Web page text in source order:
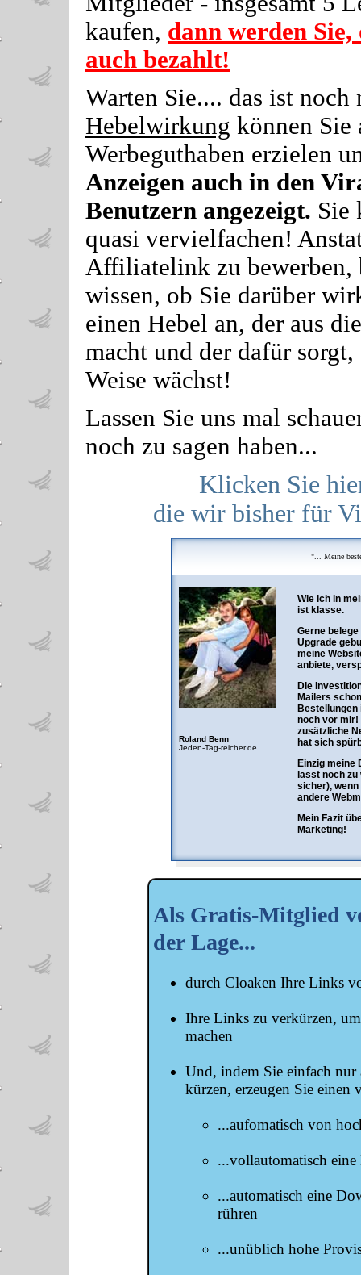
kaufen, dann werden
auch bezahlt!
Warten Sie.... das ist
Hebelwirkung können Sie
Werbeguthaben erzielen
Anzeigen auch in den
Benutzern angezeigt. Sie
quasi vervielfachen!
Affiliatelink zu bewerben,
wissen, ob Sie darüber
einen Hebel an, der aus
macht und der dafür
Weise wächst!
Lassen Sie uns mal
noch zu sagen haben...
Klicken Sie
die wir bisher für
"... Meine
Wie ich in
ist klasse.
Gerne
Upgrade
meine
anbiete,
Die
Mailers
Bestellungen
noch vor mir!
zusätzliche
hat sich
Einzig meine
lässt noch
sicher),
andere
Mein Fazit
Marketing!
Roland Benn
Jeden-Tag-reicher.de
Als Gratis-Mitglied
der Lage...
durch Cloaken Ihre Links
Ihre Links zu verkürzen,
machen
Und, indem Sie einfach
kürzen, erzeugen Sie
...aufomatisch von
...vollautomatisch
...automatisch eine
rühren
...unüblich hohe